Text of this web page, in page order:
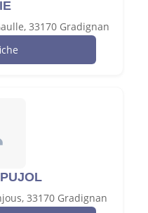
33170 Gradignan
33170 Gradignan